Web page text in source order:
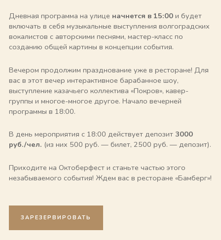
Дневная программа на улице начнется в 15:00и будет
включать в себя музыкальные выступления волгоградских
вокалистов с авторскими песнями, мастер-класс по
созданию общей картины в концепции события.
Вечером продолжим празднование уже в ресторане! Для
вас в этот вечер интерактивное барабанное шоу,
выступление казачьего коллектива «Покров», кавер-
группы и многое-многое другое. Начало вечерней
программы в 18:00.
В день мероприятия с 18:00 действует депозит 3000
руб./чел. (из них 500 руб. — билет, 2500 руб. — депозит).
Приходите на Октоберфест и станьте частью этого
незабываемого события! Ждем вас в ресторане «Бамберг»!
ЗАРЕЗЕРВИРОВАТЬ